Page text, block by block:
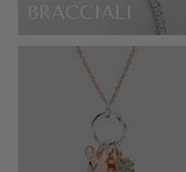
BRACCIALI